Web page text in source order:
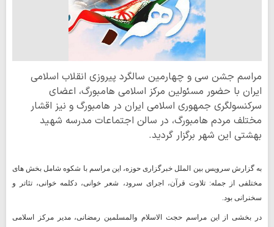
مراسم جشن سی و چهارمین سالگرد پیروزی انقلاب اسلامی
ایران با حضور مسئولین مرکز اسلامی هامبورگ، اعضای
سرکنسولگری جمهوری اسلامی ایران در هامبورگ و نیز اقشار
مختلف مردم هامبورگ، در سالن اجتماعات مدرسه شهید
بهشتی این شهر برگزار گردید.
به گزارش سرویس بین الملل خبرگزاری حوزه، این مراسم با شکوه شامل بخش های
مختلفی از جمله: تلاوت قرآن، اجرای سرود، شعر خوانی، دکلمه خوانی، تئاتر و
سخنرانی بود.
در بخشی از این مراسم حجت الاسلام والمسلمین رمضانی، مدیر مرکز اسلامی